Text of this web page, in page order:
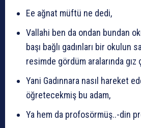
Ee ağnat müftü ne dedi,
Vallahi ben da ondan bundan
başı bağlı gadınları bir okulun
resimde gördüm aralarında gız
Yani Gadınnara nasıl hareket
öğretecekmiş bu adam,
Ya hem da profosörmüş..-din